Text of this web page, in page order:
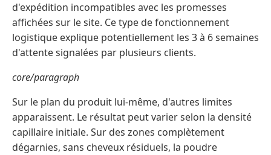
d'expédition incompatibles avec les promesses
affichées sur le site. Ce type de fonctionnement
logistique explique potentiellement les 3 à 6 semaines
d'attente signalées par plusieurs clients.
core/paragraph
Sur le plan du produit lui-même, d'autres limites
apparaissent. Le résultat peut varier selon la densité
capillaire initiale. Sur des zones complètement
dégarnies, sans cheveux résiduels, la poudre